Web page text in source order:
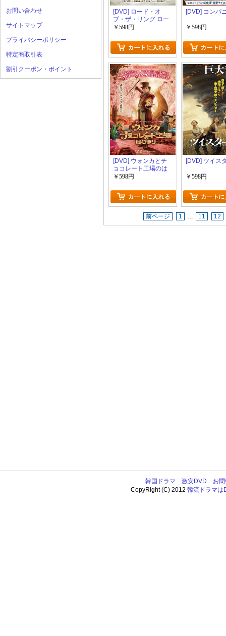
お問い合わせ
サイトマップ
プライバシーポリシー
特定商取引表
割引クーポン・ポイント
[DVD] ロード・オ
ブ・ザ・リング ロー
ハンの戦い
￥598円
[DVD] コンパ
￥598円
[DVD] ウォンカとチ
ョコレート工場のは
じまり
￥598円
[DVD] ツイス
￥598円
前ページ 1 … 11 12
韓国ドラマ 激安DVD
お
CopyRight (C) 2012韓流ドラマは